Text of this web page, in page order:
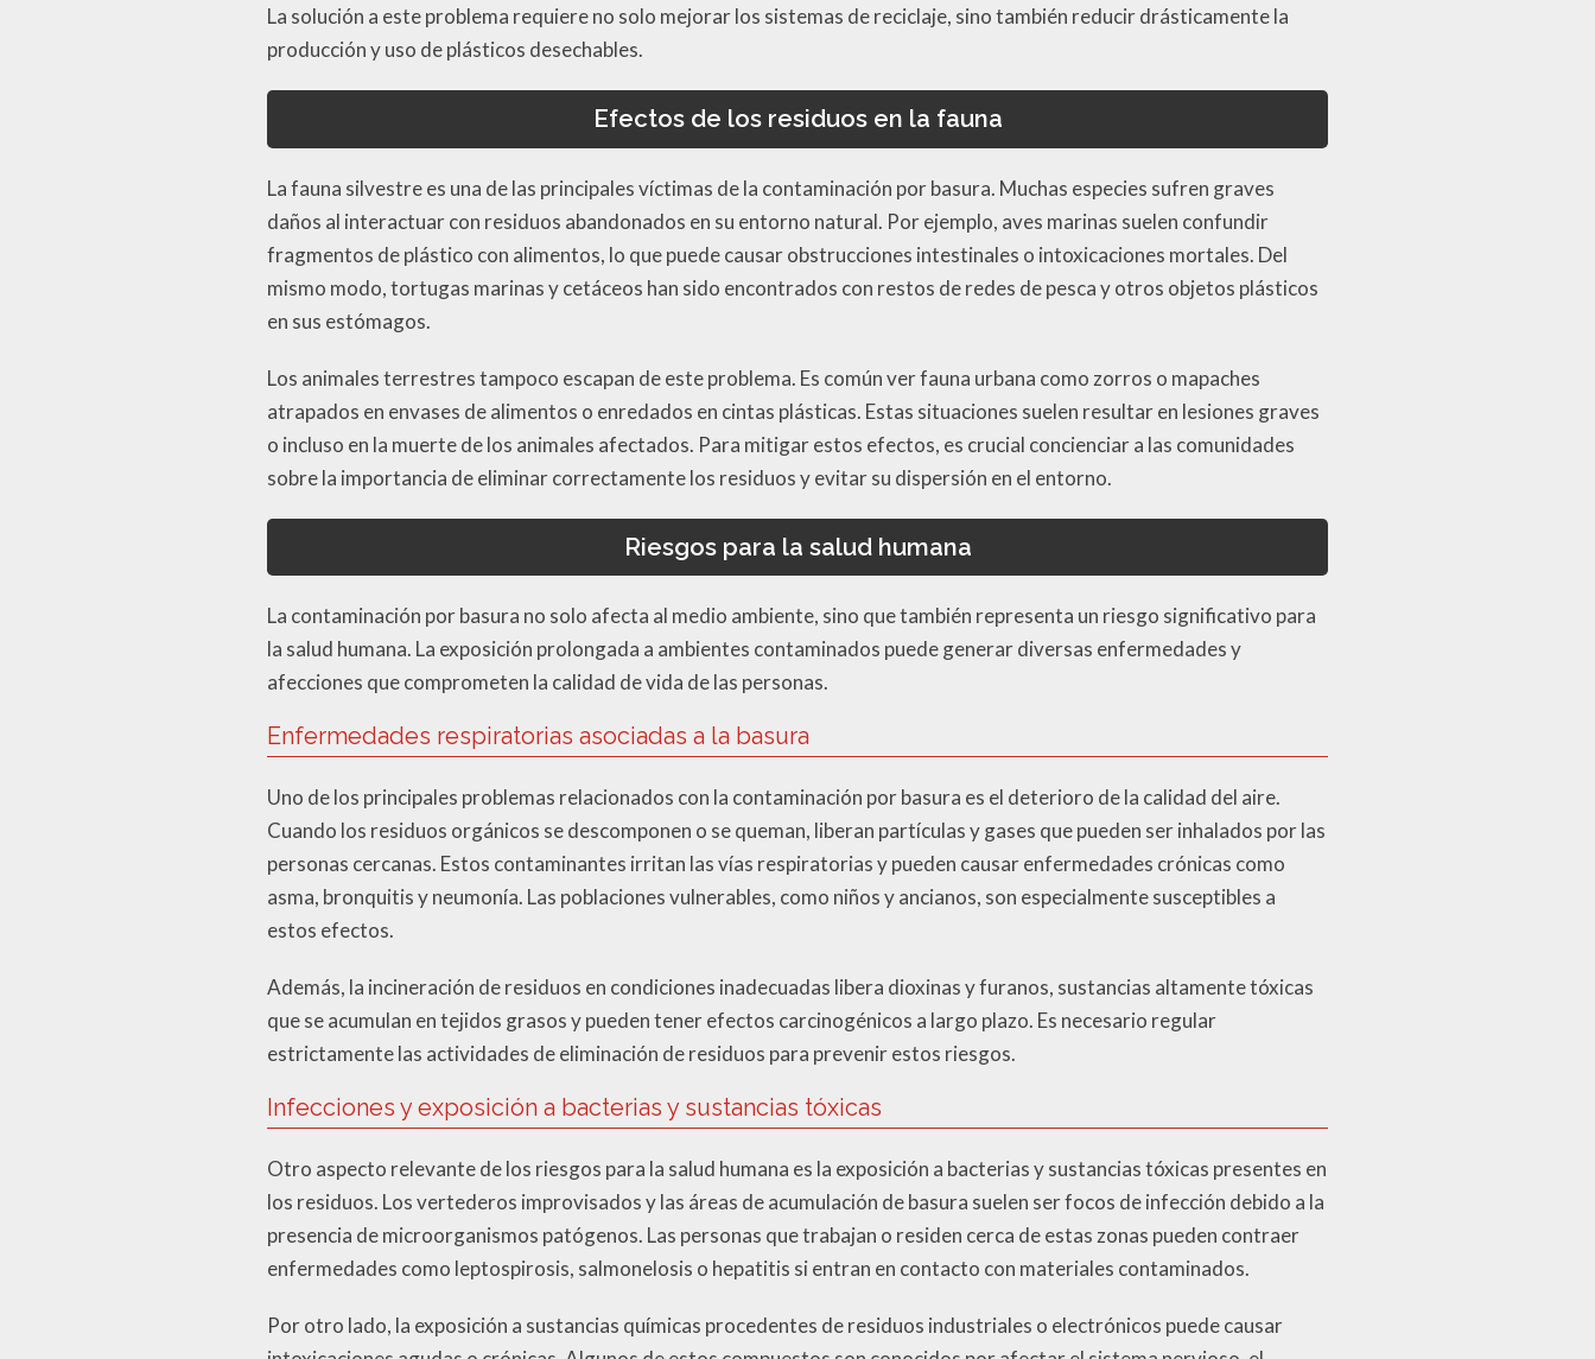
La solución a este problema requiere no solo mejorar los sistemas de reciclaje, sino también reducir drásticamente la
producción y uso de plásticos desechables.
Efectos de los residuos en la fauna
La fauna silvestre es una de las principales víctimas de la contaminación por basura. Muchas especies sufren graves
daños al interactuar con residuos abandonados en su entorno natural. Por ejemplo, aves marinas suelen confundir
fragmentos de plástico con alimentos, lo que puede causar obstrucciones intestinales o intoxicaciones mortales. Del
mismo modo, tortugas marinas y cetáceos han sido encontrados con restos de redes de pesca y otros objetos plásticos
en sus estómagos.
Los animales terrestres tampoco escapan de este problema. Es común ver fauna urbana como zorros o mapaches
atrapados en envases de alimentos o enredados en cintas plásticas. Estas situaciones suelen resultar en lesiones graves
o incluso en la muerte de los animales afectados. Para mitigar estos efectos, es crucial concienciar a las comunidades
sobre la importancia de eliminar correctamente los residuos y evitar su dispersión en el entorno.
Riesgos para la salud humana
La contaminación por basura no solo afecta al medio ambiente, sino que también representa un riesgo significativo para
la salud humana. La exposición prolongada a ambientes contaminados puede generar diversas enfermedades y
afecciones que comprometen la calidad de vida de las personas.
Enfermedades respiratorias asociadas a la basura
Uno de los principales problemas relacionados con la contaminación por basura es el deterioro de la calidad del aire.
Cuando los residuos orgánicos se descomponen o se queman, liberan partículas y gases que pueden ser inhalados por las
personas cercanas. Estos contaminantes irritan las vías respiratorias y pueden causar enfermedades crónicas como
asma, bronquitis y neumonía. Las poblaciones vulnerables, como niños y ancianos, son especialmente susceptibles a
estos efectos.
Además, la incineración de residuos en condiciones inadecuadas libera dioxinas y furanos, sustancias altamente tóxicas
que se acumulan en tejidos grasos y pueden tener efectos carcinogénicos a largo plazo. Es necesario regular
estrictamente las actividades de eliminación de residuos para prevenir estos riesgos.
Infecciones y exposición a bacterias y sustancias tóxicas
Otro aspecto relevante de los riesgos para la salud humana es la exposición a bacterias y sustancias tóxicas presentes en
los residuos. Los vertederos improvisados y las áreas de acumulación de basura suelen ser focos de infección debido a la
presencia de microorganismos patógenos. Las personas que trabajan o residen cerca de estas zonas pueden contraer
enfermedades como leptospirosis, salmonelosis o hepatitis si entran en contacto con materiales contaminados.
Por otro lado, la exposición a sustancias químicas procedentes de residuos industriales o electrónicos puede causar